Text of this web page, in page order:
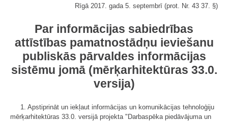
Rīgā 2017. gada 5. septembrī (prot. Nr. 43 37. §)
Par informācijas sabiedrības
attīstības pamatnostādņu ieviešanu
publiskās pārvaldes informācijas
sistēmu jomā (mērķarhitektūras 33.0.
versija)
1. Apstiprināt un iekļaut informācijas un komunikācijas tehnoloģiju
mērķarhitektūras 33.0. versijā projekta "Darbaspēka piedāvājuma un